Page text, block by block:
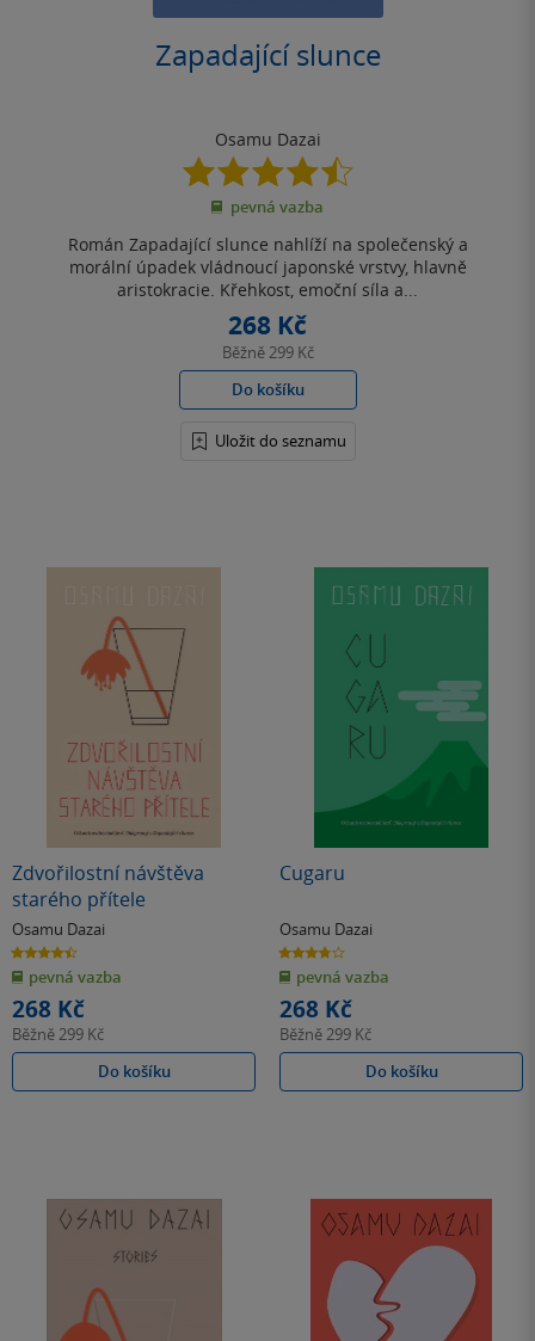
Zapadající slunce
Osamu Dazai
4.5
z
5
pevná vazba
Román Zapadající slunce nahlíží na společenský a
morální úpadek vládnoucí japonské vrstvy, hlavně
aristokracie. Křehkost, emoční síla a...
268 Kč
Běžně299 Kč
Do košíku
Uložit do seznamu
Zdvořilostní návštěva
starého přítele
Osamu Dazai
4.5
z
5
hvězdiček
pevná vazba
268 Kč
Běžně299 Kč
Do košíku
Cugaru
Osamu Dazai
3.8
z
5
hvězdiček
pevná vazba
268 Kč
Běžně299 Kč
Do košíku